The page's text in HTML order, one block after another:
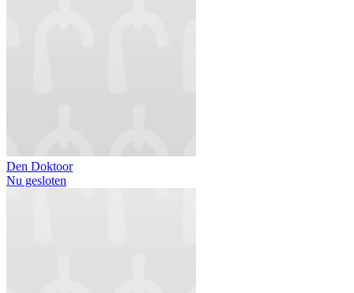
Den Doktoor
Nu gesloten